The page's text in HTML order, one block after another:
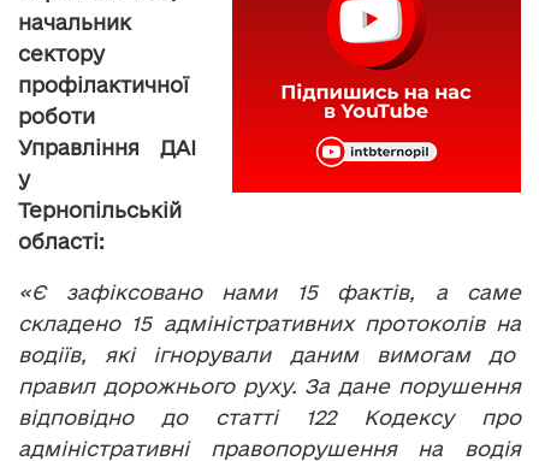
начальник
сектору
профілактичної
роботи
Управління ДАІ
у
Тернопільській
області:
«Є зафіксовано нами 15 фактів, а саме
складено 15 адміністративних протоколів на
водіїв, які ігнорували даним вимогам до
правил дорожнього руху. За дане порушення
відповідно до статті 122 Кодексу про
адміністративні правопорушення на водія